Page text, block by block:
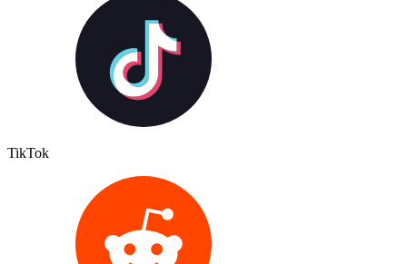
TikTok